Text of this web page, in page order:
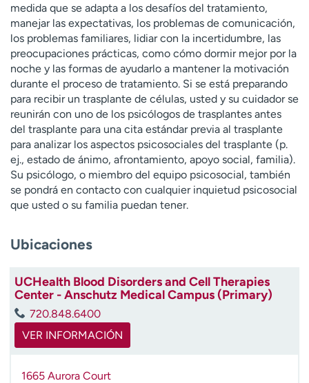
medida que se adapta a los desafíos del tratamiento,
manejar las expectativas, los problemas de comunicación,
los problemas familiares, lidiar con la incertidumbre, las
preocupaciones prácticas, como cómo dormir mejor por la
noche y las formas de ayudarlo a mantener la motivación
durante el proceso de tratamiento. Si se está preparando
para recibir un trasplante de células, usted y su cuidador se
reunirán con uno de los psicólogos de trasplantes antes
del trasplante para una cita estándar previa al trasplante
para analizar los aspectos psicosociales del trasplante (p.
ej., estado de ánimo, afrontamiento, apoyo social, familia).
Su psicólogo, o miembro del equipo psicosocial, también
se pondrá en contacto con cualquier inquietud psicosocial
que usted o su familia puedan tener.
Ubicaciones
UCHealth Blood Disorders and Cell Therapies
Center - Anschutz Medical Campus (Primary)
720.848.6400
VER INFORMACIÓN
1665 Aurora Court